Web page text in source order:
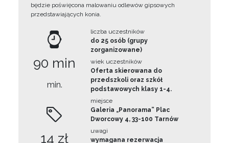
będzie poświęcona malowaniu odlewów gipsowych
przedstawiających konia.
90 min
min.
14 zł
liczba uczestników
do 25 osób (grupy
zorganizowane)
wiek uczestników
Oferta skierowana do
przedszkoli oraz szkół
podstawowych klasy 1-4.
miejsce
Galeria „Panorama” Plac
Dworcowy 4, 33-100 Tarnów
uwagi
wymagana rezerwacja